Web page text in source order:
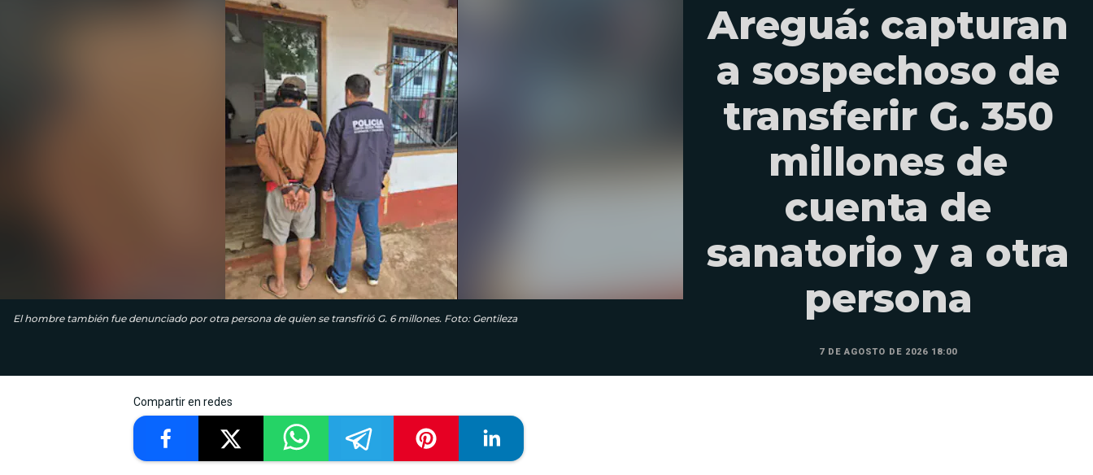
El hombre también fue denunciado por otra persona de quien se transfirió G. 6 millones. Foto: Gentileza
Areguá: capturan
a sospechoso de
transferir G. 350
millones de
cuenta de
sanatorio y a otra
persona
7 DE AGOSTO DE 2026 18:00
Compartir en redes